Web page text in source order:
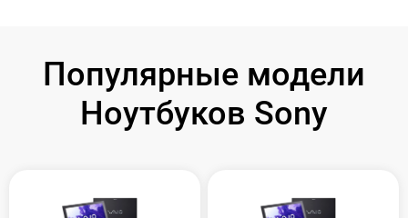
Популярные модели
Ноутбуков Sony